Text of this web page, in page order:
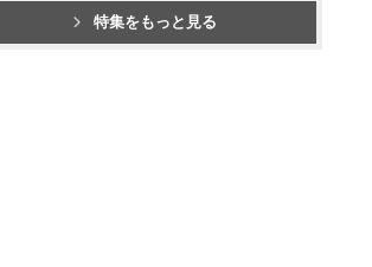
特集をもっと見る